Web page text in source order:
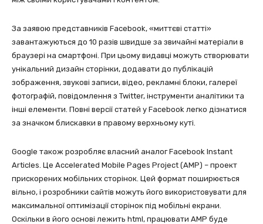
За заявою представників Facebook, «миттєві статті»
завантажуються до 10 разів швидше за звичайні матеріали в
браузері на смартфоні. При цьому видавці можуть створювати
унікальний дизайн сторінки, додавати до публікацій
зображення, звукові записи, відео, рекламні блоки, галереї
фотографій, повідомлення з Twitter, інструменти аналітики та
інші елементи. Повні версії статей у Facebook легко дізнатися
за значком блискавки в правому верхньому куті.
Google також розробляє власний аналог Facebook Instant
Articles. Це Accelerated Mobile Pages Project (AMP) – проект
прискорених мобільних сторінок. Цей формат поширюється
вільно, і розробники сайтів можуть його використовувати для
максимальної оптимізації сторінок під мобільні екрани.
Оскільки в його основі лежить html, працювати AMP буде